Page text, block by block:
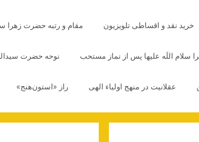
خرید نقد و اقساطی تلویزیون مقام و رتبه حضرت زهرا
سلام اللَه علیها پس از نماز مستحب نوحه حضرت
عقلانیت در منهج اولیاء الهی راز «استون‌هنج»